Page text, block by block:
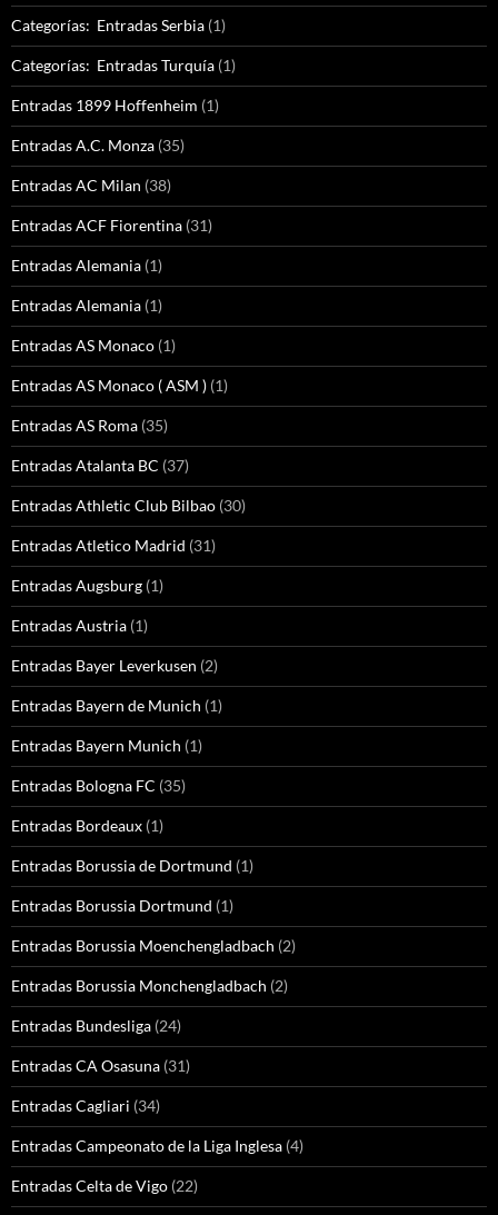
Categorías: Entradas Serbia (1)
Categorías: Entradas Turquía (1)
Entradas 1899 Hoffenheim (1)
Entradas A.C. Monza (35)
Entradas AC Milan (38)
Entradas ACF Fiorentina (31)
Entradas Alemania (1)
Entradas Alemania (1)
Entradas AS Monaco (1)
Entradas AS Monaco ( ASM ) (1)
Entradas AS Roma (35)
Entradas Atalanta BC (37)
Entradas Athletic Club Bilbao (30)
Entradas Atletico Madrid (31)
Entradas Augsburg (1)
Entradas Austria (1)
Entradas Bayer Leverkusen (2)
Entradas Bayern de Munich (1)
Entradas Bayern Munich (1)
Entradas Bologna FC (35)
Entradas Bordeaux (1)
Entradas Borussia de Dortmund (1)
Entradas Borussia Dortmund (1)
Entradas Borussia Moenchengladbach (2)
Entradas Borussia Monchengladbach (2)
Entradas Bundesliga (24)
Entradas CA Osasuna (31)
Entradas Cagliari (34)
Entradas Campeonato de la Liga Inglesa (4)
Entradas Celta de Vigo (22)